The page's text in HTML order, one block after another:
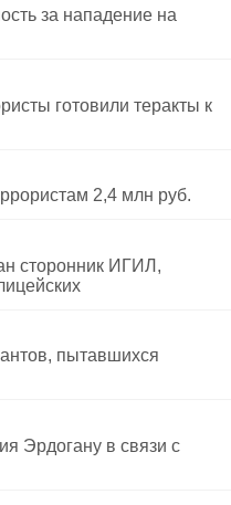
за нападение на
готовили теракты к
2,4 млн руб.
сторонник ИГИЛ,
пытавшихся
Эрдогану в связи с